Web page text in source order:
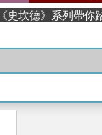
德》系列帶你踏